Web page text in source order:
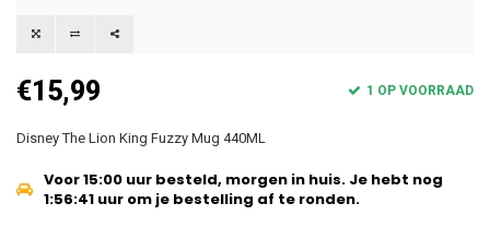
€15,99 1 OP VOORRAAD
Disney The Lion King Fuzzy Mug 440ML
Voor 15:00 uur besteld, morgen in huis. Je hebt nog
1:56:40 uur om je bestelling af te ronden.